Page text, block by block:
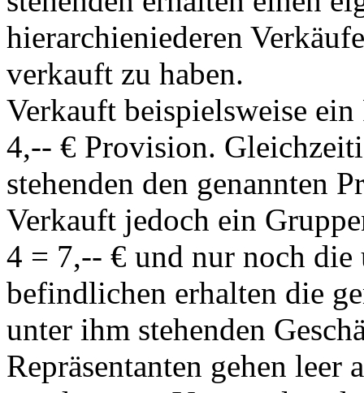
hierarchieniederen
verkauft zu haben.
Verkauft beispielsweise
4,-- € Provision.
stehenden den genannten
Verkauft jedoch ein
4 = 7,-- € und nur noch
befindlichen erhalten die
unter ihm stehenden
Repräsentanten gehen leer